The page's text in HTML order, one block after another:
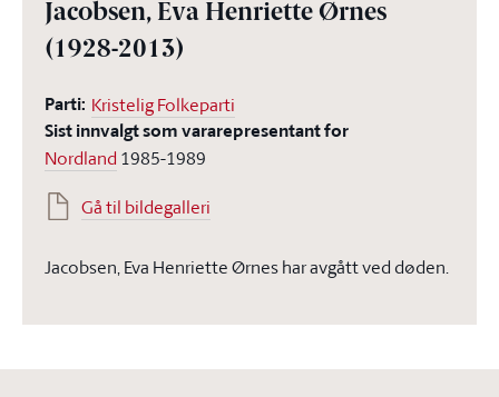
Jacobsen, Eva Henriette Ørnes
(1928-2013)
Parti: Kristelig Folkeparti
Sist innvalgt som vararepresentant for
Nordland 1985-1989
Gå til bildegalleri
Jacobsen, Eva Henriette Ørnes har avgått ved døden.